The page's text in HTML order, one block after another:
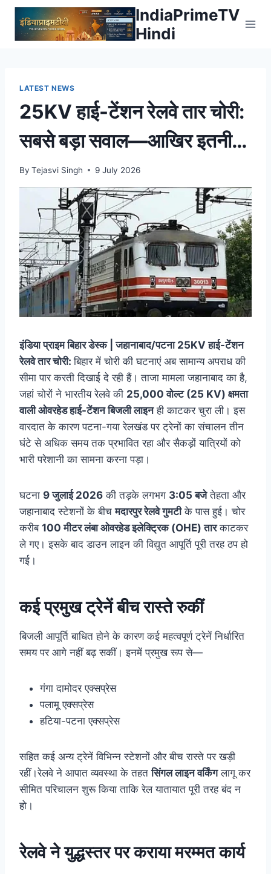
Skip
content
IndiaPrimeTV
Hindi
LATEST NEWS
25KV हाई-टेंशन रेलवे तार चोरी:
सबसे बड़ा सवाल—आखिर इतनी
बड़ी वारदात हुई कैसे?
By Tejasvi Singh 9 July 2026
इंडिया प्राइम बिहार डेस्क | जहानाबाद/पटना 25KV हाई-टेंशन
रेलवे तार चोरी:बिहार में चोरी की घटनाएं अब सामान्य अपराध की
सीमा पार करती दिखाई दे रही हैं। ताजा मामला जहानाबाद का है,
जहां चोरों ने भारतीय रेलवे की 25,000 वोल्ट (25 KV) क्षमता
वाली ओवरहेड हाई-टेंशन बिजली लाइनही काटकर चुरा ली। इस
वारदात के कारण पटना-गया रेलखंड पर ट्रेनों का संचालन तीन
घंटे से अधिक समय तक प्रभावित रहा और सैकड़ों यात्रियों को
भारी परेशानी का सामना करना पड़ा।
घटना 9 जुलाई 2026 की तड़के लगभग 3:05 बजेतेहता और
जहानाबाद स्टेशनों के बीचमदारपुर रेलवे गुमटीके पास हुई। चोर
करीब 100 मीटर लंबा ओवरहेड इलेक्ट्रिक (OHE) तारकाटकर
ले गए। इसके बाद डाउन लाइन की विद्युत आपूर्ति पूरी तरह ठप हो
गई।
कई प्रमुख ट्रेनें बीच रास्ते रुकीं
बिजली आपूर्ति बाधित होने के कारण कई महत्वपूर्ण ट्रेनें निर्धारित
समय पर आगे नहीं बढ़ सकीं। इनमें प्रमुख रूप से—
गंगा दामोदर एक्सप्रेस
पलामू एक्सप्रेस
हटिया-पटना एक्सप्रेस
सहित कई अन्य ट्रेनें विभिन्न स्टेशनों और बीच रास्ते पर खड़ी
रहीं।रेलवे ने आपात व्यवस्था के तहतसिंगल लाइन वर्किंगलागू कर
सीमित परिचालन शुरू किया ताकि रेल यातायात पूरी तरह बंद न
हो।
रेलवे ने युद्धस्तर पर कराया मरम्मत कार्य